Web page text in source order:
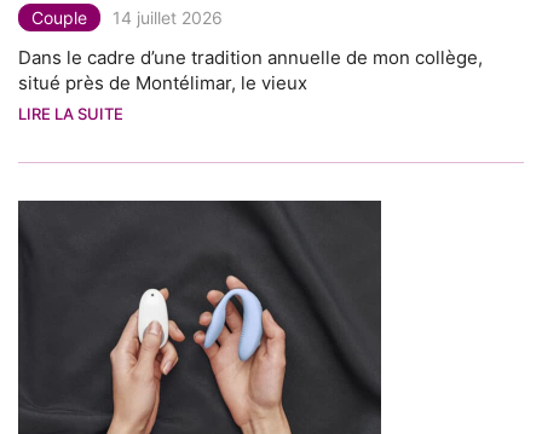
Couple 14 juillet 2026
Dans le cadre d’une tradition annuelle de mon collège,
situé près de Montélimar, le vieux
LIRE LA SUITE